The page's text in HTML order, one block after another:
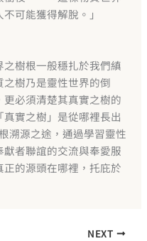
可能獲得解脫。」
樹根一般穩扎於我們縝
樹乃是靈性世界的倒
必須清楚其真實之樹的
實之樹」是從哪裡長出
溯源之途，通過學習靈性
者聯誼的交流與奉愛服
的源頭在哪裡，托庇於
NEXT